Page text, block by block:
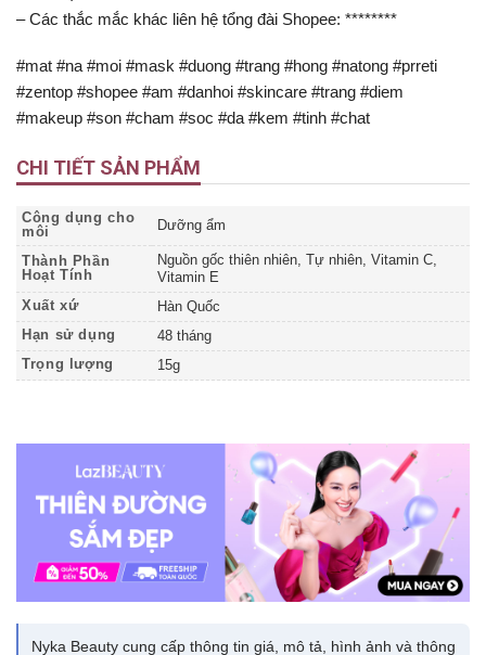
– Các thắc mắc khác liên hệ tổng đài Shopee: ********
#mat #na #moi #mask #duong #trang #hong #natong #prreti
#zentop #shopee #am #danhoi #skincare #trang #diem
#makeup #son #cham #soc #da #kem #tinh #chat
CHI TIẾT SẢN PHẨM
Công dụng cho
môi
Dưỡng ẩm
Thành Phần
Hoạt Tính
Nguồn gốc thiên nhiên, Tự nhiên, Vitamin C,
Vitamin E
Xuất xứ
Hàn Quốc
Hạn sử dụng
48 tháng
Trọng lượng
15g
Nyka Beauty cung cấp thông tin giá, mô tả, hình ảnh và thông